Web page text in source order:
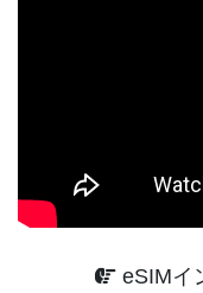
eSIMイ